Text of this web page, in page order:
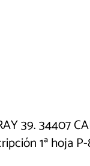
39. 34407
1ª hoja